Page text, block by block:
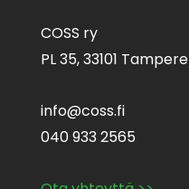
COSS ry
PL 35,33101 Tampere
info@coss.fi
040 933 2565